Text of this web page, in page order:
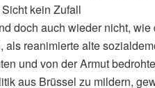
kein Zufall
doch auch wieder nicht,
als reanimierte alte
und von der Armut
aus Brüssel zu mildern,